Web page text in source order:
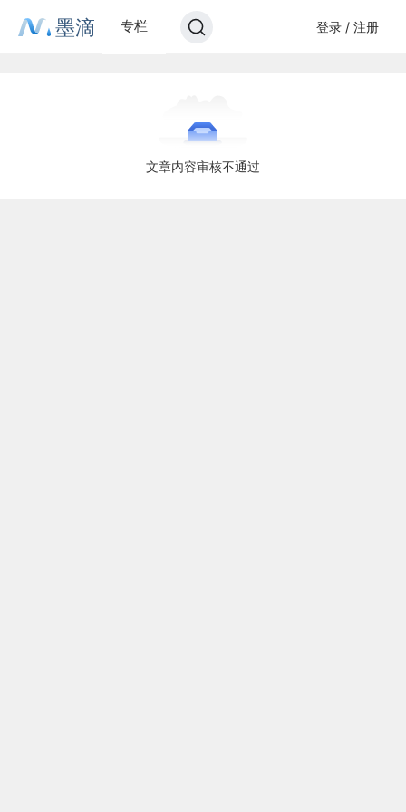
墨滴 专栏 登录 / 注册
文章内容审核不通过